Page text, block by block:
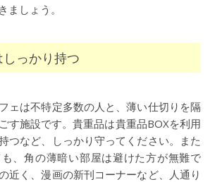
ましょう。
しっかり持つ
ェは不特定多数の人と、薄い仕切りを隔
す施設です。貴重品は貴重品BOXを利用
つなど、しっかり守ってください。また
、角の薄暗い部屋は避けた方が無難で
近く、漫画の新刊コーナーなど、人通り